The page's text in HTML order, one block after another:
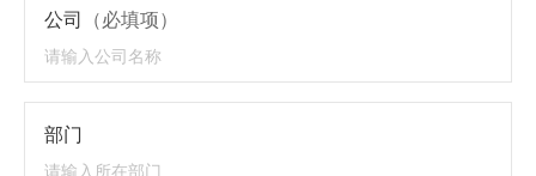
公司 （必填项）
部门